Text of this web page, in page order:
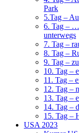
Park
5.Tag –
6. Tag – …
unterwegs
7. Tag –
8. Tag –
9. Tag –
10. Tag –
11. Tag –
12. Tag –
13. Tag –
14. Tag –
15. Tag –
USA 2023